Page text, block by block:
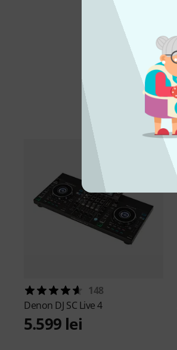
148
Denon DJ SC Live 4
5.599 lei